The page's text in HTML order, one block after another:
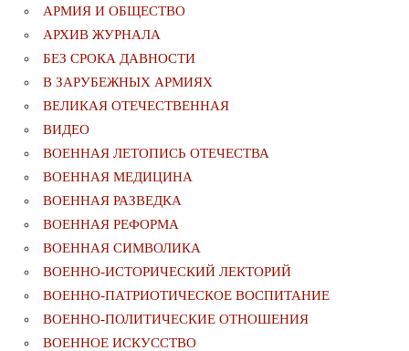
АРМИЯ И ОБЩЕСТВО
АРХИВ ЖУРНАЛА
БЕЗ СРОКА ДАВНОСТИ
В ЗАРУБЕЖНЫХ АРМИЯХ
ВЕЛИКАЯ ОТЕЧЕСТВЕННАЯ
ВИДЕО
ВОЕННАЯ ЛЕТОПИСЬ ОТЕЧЕСТВА
ВОЕННАЯ МЕДИЦИНА
ВОЕННАЯ РАЗВЕДКА
ВОЕННАЯ РЕФОРМА
ВОЕННАЯ СИМВОЛИКА
ВОЕННО-ИСТОРИЧЕСКИЙ ЛЕКТОРИЙ
ВОЕННО-ПАТРИОТИЧЕСКОЕ ВОСПИТАНИЕ
ВОЕННО-ПОЛИТИЧЕСКИE ОТНОШЕНИЯ
ВОЕННОЕ ИСКУССТВО